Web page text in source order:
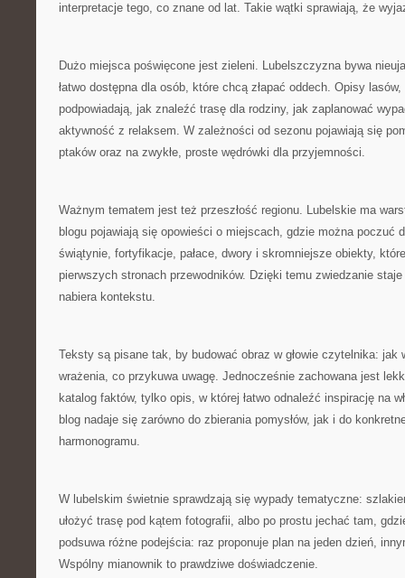
interpretacje tego, co znane od lat. Takie wątki sprawiają, że
Dużo miejsca poświęcone jest zieleni. Lubelszczyzna bywa
łatwo dostępna dla osób, które chcą złapać oddech. Opisy
podpowiadają, jak znaleźć trasę dla rodziny, jak zaplanować
aktywność z relaksem. W zależności od sezonu pojawiają się
ptaków oraz na zwykłe, proste wędrówki dla przyjemności.
Ważnym tematem jest też przeszłość regionu. Lubelskie ma
blogu pojawiają się opowieści o miejscach, gdzie można poczuć
świątynie, fortyfikacje, pałace, dwory i skromniejsze obiekty,
pierwszych stronach przewodników. Dzięki temu zwiedzanie
nabiera kontekstu.
Teksty są pisane tak, by budować obraz w głowie czytelnika: jak
wrażenia, co przykuwa uwagę. Jednocześnie zachowana jest
katalog faktów, tylko opis, w której łatwo odnaleźć inspirację na
blog nadaje się zarówno do zbierania pomysłów, jak i do
harmonogramu.
W lubelskim świetnie sprawdzają się wypady tematyczne:
ułożyć trasę pod kątem fotografii, albo po prostu jechać tam,
podsuwa różne podejścia: raz proponuje plan na jeden dzień,
Wspólny mianownik to prawdziwe doświadczenie.